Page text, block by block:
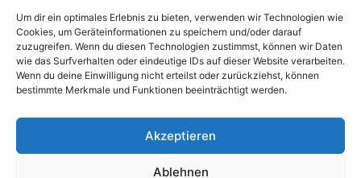
Um dir ein optimales Erlebnis zu bieten, verwenden wir Technologien wie
Cookies, um Geräteinformationen zu speichern und/oder darauf
zuzugreifen. Wenn du diesen Technologien zustimmst, können wir Daten
wie das Surfverhalten oder eindeutige IDs auf dieser Website verarbeiten.
Wenn du deine Einwilligung nicht erteilst oder zurückziehst, können
bestimmte Merkmale und Funktionen beeinträchtigt werden.
Akzeptieren
Ablehnen
Juni 2026
Mai 2026
April 2026
März 2026
Februar 2026